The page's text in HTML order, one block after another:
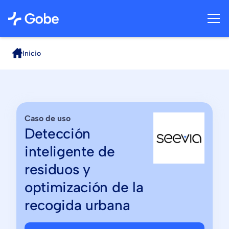
Inicio
Caso de uso
Detección
inteligente de
residuos y
optimización de la
recogida urbana